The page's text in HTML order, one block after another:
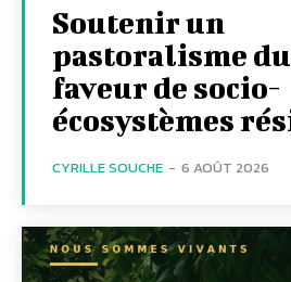
Soutenir un
pastoralisme
faveur de socio-
écosystèmes
CYRILLE SOUCHE - 6 AOÛT 2026